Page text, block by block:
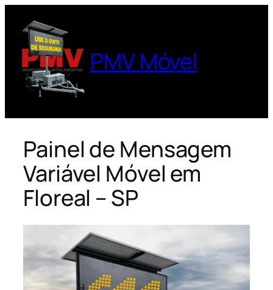
para
conteúdo
PMV Móvel
Painel de Mensagem
Variável Móvel em
Floreal – SP